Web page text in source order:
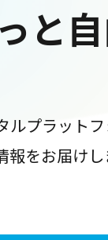
と
ルプラット
報をお届け